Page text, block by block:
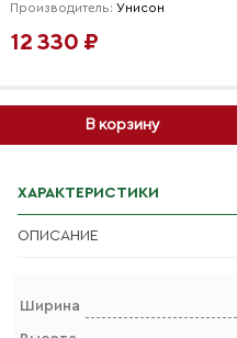
Производитель: Унисон
12 330 ₽
В корзину
ХАРАКТЕРИСТИКИ
ОПИСАНИЕ
Ширина